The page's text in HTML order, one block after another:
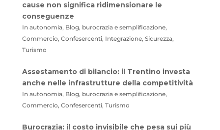
cause non significa ridimensionare le
conseguenze
In autonomia, Blog, burocrazia e semplificazione,
Commercio, Confesercenti, Integrazione, Sicurezza,
Turismo
Assestamento di bilancio: il Trentino investa
anche nelle infrastrutture della competitività
In autonomia, Blog, burocrazia e semplificazione,
Commercio, Confesercenti, Turismo
Burocrazia: il costo invisibile che pesa sui più